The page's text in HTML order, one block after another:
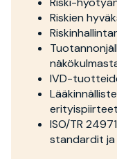
Riskien
IVD-
erityispiirteet
ISO/TR
standardit